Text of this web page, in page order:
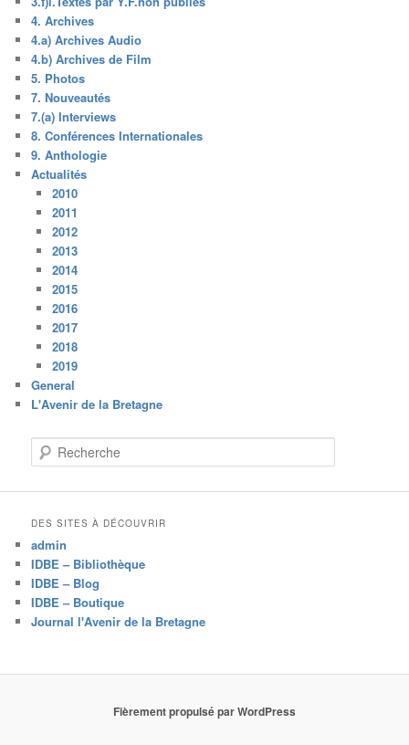
4. Archives
4.a) Archives Audio
4.b) Archives de Film
5. Photos
7. Nouveautés
7.(a) Interviews
8. Conférences Internationales
9. Anthologie
Actualités
2010
2011
2012
2013
2014
2015
2016
2017
2018
2019
General
L'Avenir de la Bretagne
e
c
h
e
DES SITES À DÉCOUVRIR
admin
IDBE – Bibliothèque
IDBE – Blog
IDBE – Boutique
Journal l'Avenir de la Bretagne
Fièrement propulsé par WordPress